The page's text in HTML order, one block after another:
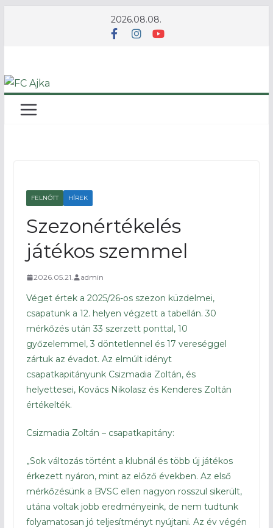
2026.08.08.
FELNŐTT HÍREK
Szezonértékelés
játékos szemmel
2026.05.21. admin
Véget értek a 2025/26-os szezon küzdelmei,
csapatunk a 12. helyen végzett a tabellán. 30
mérkőzés után 33 szerzett ponttal, 10
győzelemmel, 3 döntetlennel és 17 vereséggel
zártuk az évadot. Az elmúlt idényt
csapatkapitányunk Csizmadia Zoltán, és
helyettesei, Kovács Nikolasz és Kenderes Zoltán
értékelték.
Csizmadia Zoltán – csapatkapitány:
„Sok változás történt a klubnál és több új játékos
érkezett nyáron, mint az előző években. Az első
mérkőzésünk a BVSC ellen nagyon rosszul sikerült,
utána voltak jobb eredményeink, de nem tudtunk
folyamatosan jó teljesítményt nyújtani. Az év végén